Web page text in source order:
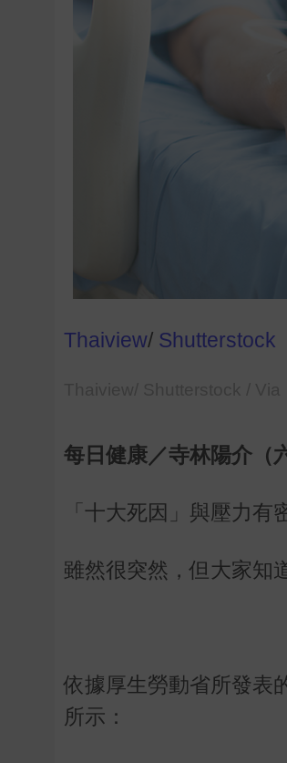
Thaiview/ Shutterstock
每日健康／寺林陽介（
「十大死因」與壓力有
雖然很突然，但大家知
依據厚生勞動省所發表
所示：